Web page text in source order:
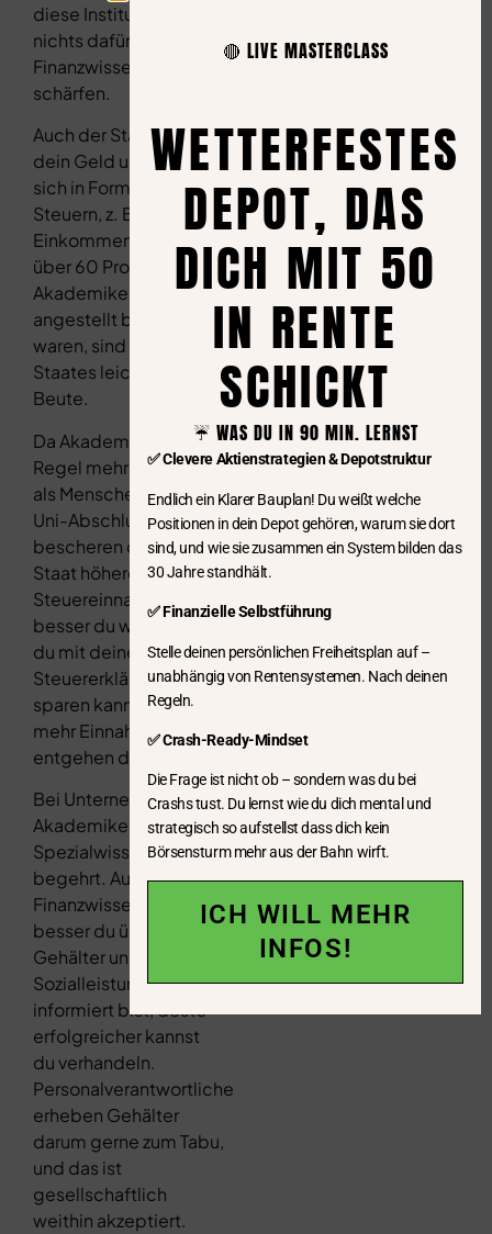
diese Institutionen
nichts dafür, dein
Finanzwissen zu
schärfen.
Auch der Staat möchte
dein Geld und holt es
sich in Form von
Steuern, z. B. als
Einkommensteuer. Die
über 60 Prozent der
Akademiker, die 2021
angestellt beschäftigt
waren, sind des
Staates leichteste
Beute.
Da Akademiker in der
Regel mehr verdienen
als Menschen ohne
Uni-Abschluss,
bescheren diese dem
Staat höhere
Steuereinnahmen. Je
besser du weißt, wie
du mit deiner
Steuererklärung Geld
sparen kannst, desto
mehr Einnahmen
entgehen dem Staat.
Bei Unternehmen sind
Akademiker mit ihrem
Spezialwissen
begehrt. Auch hier hilft
Finanzwissen: Je
besser du über
Gehälter und
Sozialleistungen
informiert bist, desto
erfolgreicher kannst
du verhandeln.
Personalverantwortliche
erheben Gehälter
darum gerne zum Tabu,
und das ist
gesellschaftlich
weithin akzeptiert.
🔴 LIVE MASTERCLASS
WETTERFESTES
DEPOT, DAS
DICH MIT 50
IN RENTE
SCHICKT
☔️ WAS DU IN 90 MIN. LERNST
✅ Clevere Aktienstrategien & Depotstruktur
Endlich ein Klarer Bauplan! Du weißt welche
Positionen in dein Depot gehören, warum sie dort
sind, und wie sie zusammen ein System bilden das
30 Jahre standhält.
✅ Finanzielle Selbstführung
Stelle deinen persönlichen Freiheitsplan auf –
unabhängig von Rentensystemen. Nach deinen
Regeln.
✅ Crash-Ready-Mindset
Die Frage ist nicht ob – sondern was du bei
Crashs tust. Du lernst wie du dich mental und
strategisch so aufstellst dass dich kein
Börsensturm mehr aus der Bahn wirft.
ICH WILL MEHR
INFOS!